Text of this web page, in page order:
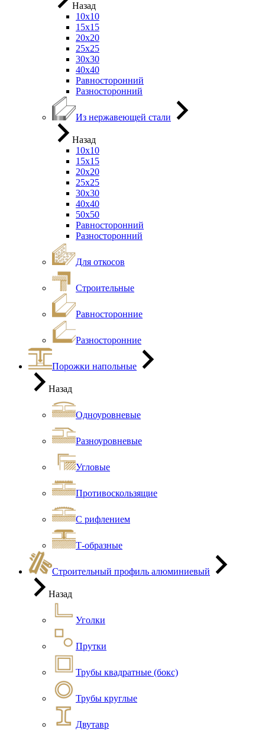
Назад
10х10
15х15
20х20
25х25
30х30
40х40
Равносторонний
Разносторонний
Из нержавеющей стали
Назад
10х10
15х15
20х20
25х25
30х30
40х40
50х50
Равносторонний
Разносторонний
Для откосов
Строительные
Равносторонние
Разносторонние
Порожки напольные
Назад
Одноуровневые
Разноуровневые
Угловые
Противоскользящие
С рифлением
Т-образные
Строительный профиль алюминиевый
Назад
Уголки
Прутки
Трубы квадратные (бокс)
Трубы круглые
Двутавр